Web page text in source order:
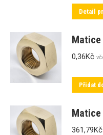
Detail
Matice
0,36Kč
Přidat
Matice
361,79Kč